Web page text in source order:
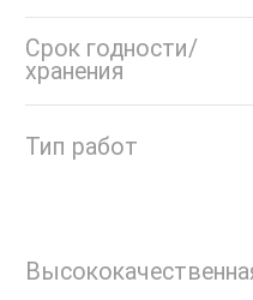
Срок годности/
хранения
Тип работ